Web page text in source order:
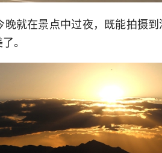
就在景点中过夜，既能拍摄
。